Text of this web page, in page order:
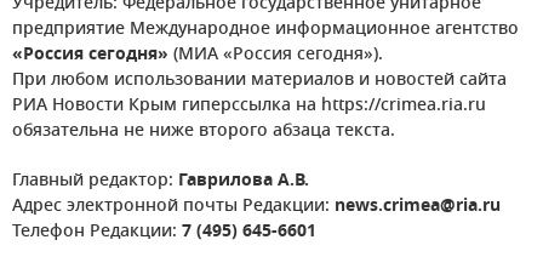
предприятие Международное информационное агентство
«Россия сегодня» (МИА «Россия сегодня»).
При любом использовании материалов и новостей сайта
РИА Новости Крым гиперссылка на https://crimea.ria.ru
обязательна не ниже второго абзаца текста.
Главный редактор: Гаврилова А.В.
Адрес электронной почты Редакции: news.crimea@ria.ru
Телефон Редакции: 7 (495) 645-6601